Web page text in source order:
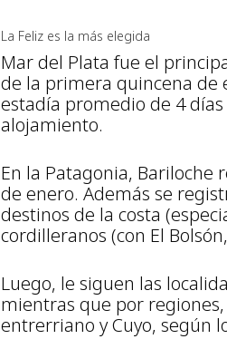
La Feliz es la más elegida
Mar del Plata fue el
de la primera quincena de
estadía promedio de 4
alojamiento.
En la Patagonia,
de enero. Además se
destinos de la costa
cordilleranos (con El
Luego, le siguen las
mientras que por
entrerriano y Cuyo, según